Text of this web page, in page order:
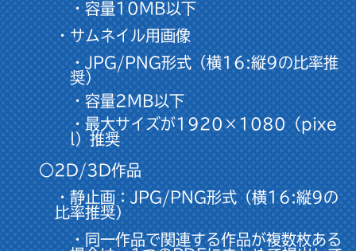
・容量10MB以下
・サムネイル用画像
・JPG/PNG形式（横16:縦9の比率推
奨）
・容量2MB以下
・最大サイズが1920×1080（pixe
l）推奨
○2D/3D作品
・静止画：JPG/PNG形式（横16:縦9の
比率推奨）
・同一作品で関連する作品が複数枚ある